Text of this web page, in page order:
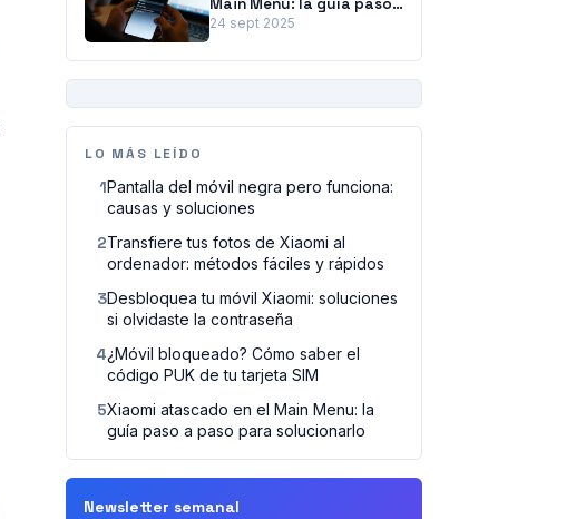
Main Menu: la guía paso
a paso para solucionarlo
24 sept 2025
LO MÁS LEÍDO
1Pantalla del móvil negra pero funciona:
causas y soluciones
2Transfiere tus fotos de Xiaomi al
ordenador: métodos fáciles y rápidos
3Desbloquea tu móvil Xiaomi: soluciones
si olvidaste la contraseña
4¿Móvil bloqueado? Cómo saber el
código PUK de tu tarjeta SIM
5Xiaomi atascado en el Main Menu: la
guía paso a paso para solucionarlo
Newsletter semanal